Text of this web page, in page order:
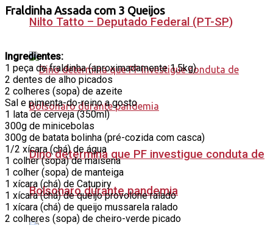
Nilto Tatto – Deputado Federal (PT-SP)
Dino determina que PF investigue conduta de
Bolsonaro durante pandemia
Fraldinha Assada com 3 Queijos
Ingredientes:
1 peça de fraldinha (aproximadamente 1,5kg)
2 dentes de alho picados
2 colheres (sopa) de azeite
Sal e pimenta-do-reino a gosto
1 lata de cerveja (350ml)
300g de minicebolas
300g de batata bolinha (pré-cozida com casca)
1/2 xícara (chá) de água
1 colher (sopa) de maisena
1 colher (sopa) de manteiga
1 xícara (chá) de Catupiry
1 xícara (chá) de queijo provolone ralado
1 xícara (chá) de queijo mussarela ralado
2 colheres (sopa) de cheiro-verde picado